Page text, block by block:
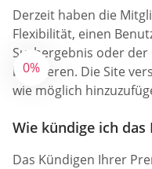
0%
Derzeit haben die
Flexibilität, einen
Suchergebnis oder der
blockieren. Die Site
wie möglich
Wie kündige ich
Das Kündigen Ihrer